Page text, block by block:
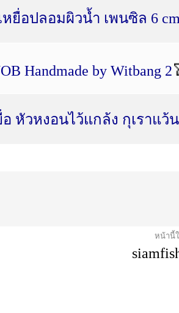
หยื่อปลอมผิวน้ำ เพนซิล 6
Handmade by Witbang 2
อ หัวหงอนไว้แกล้ง กุเราแว้น
หน้านี้ใ